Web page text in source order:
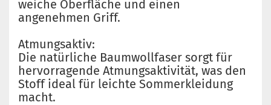
weiche Oberfläche und einen
angenehmen Griff.
Atmungsaktiv:
Die natürliche Baumwollfaser sorgt für
hervorragende Atmungsaktivität, was den
Stoff ideal für leichte Sommerkleidung
macht.